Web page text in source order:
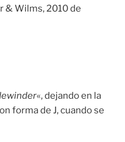
& Wilms, 2010 de
«, dejando en la
forma de J, cuando se